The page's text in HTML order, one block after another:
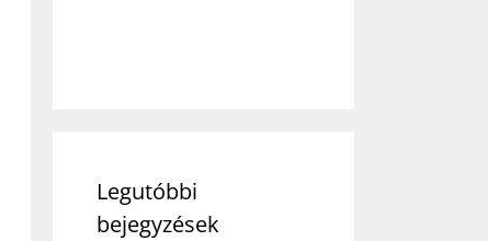
Legutóbbi
bejegyzések